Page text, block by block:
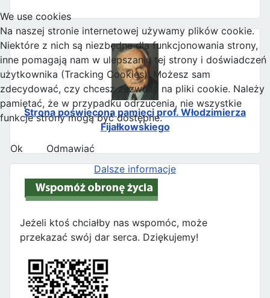
Strona poświęcona pamięci prof. Włodzimierza
Fijałkowskiego
Jeżeli ktoś chciałby nas wspomóc, może
przekazać swój dar serca. Dziękujemy!
We use cookies
Na naszej stronie internetowej używamy plików cookie.
Niektóre z nich są niezbędne dla funkcjonowania strony,
inne pomagają nam w ulepszaniu tej strony i doświadczeń
użytkownika (Tracking Cookies). Możesz sam
zdecydować, czy chcesz zezwolić na pliki cookie. Należy
pamiętać, że w przypadku odrzucenia, nie wszystkie
funkcje strony mogą być dostępne.
Ok
Odmawiać
Dalsze informacje